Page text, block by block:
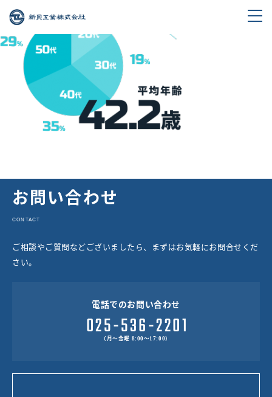
お問い合わせ
CONTACT
ご相談やご質問などございましたら、まずはお気軽にお問合せくだ
さい。
電話でのお問い合わせ
（月～金曜 8:00～17:00）